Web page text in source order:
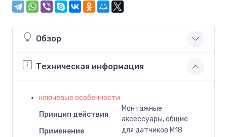
Обзор
Техническая информация
ключевые особенности
Принцип действия
Монтажные
аксессуары, общие
Применение
для датчиков M18